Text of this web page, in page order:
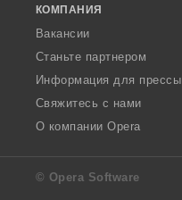
КОМПАНИЯ
Вакансии
Станьте партнером
Информация для прессы
Свяжитесь с нами
О компании Opera
© Opera Software